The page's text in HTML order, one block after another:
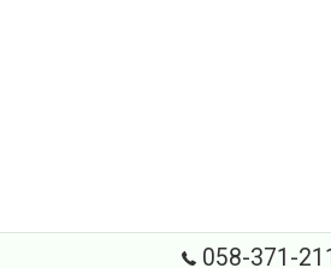
058-371-